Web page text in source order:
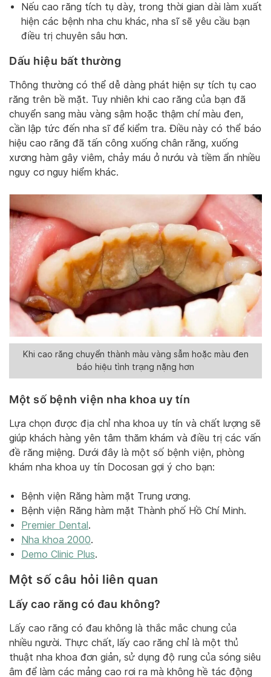
Nếu cao răng tích tụ dày, trong thời gian dài làm xuất
hiện các bệnh nha chu khác, nha sĩ sẽ yêu cầu bạn
điều trị chuyên sâu hơn.
Dấu hiệu bất thường
Thông thường có thể dễ dàng phát hiện sự tích tụ cao
răng trên bề mặt. Tuy nhiên khi cao răng của bạn đã
chuyển sang màu vàng sậm hoặc thậm chí màu đen,
cần lập tức đến nha sĩ để kiểm tra. Điều này có thể báo
hiệu cao răng đã tấn công xuống chân răng, xuống
xương hàm gây viêm, chảy máu ở nướu và tiềm ẩn nhiều
nguy cơ nguy hiểm khác.
Khi cao răng chuyển thành màu vàng sẫm hoặc màu đen
báo hiệu tình trạng nặng hơn
Một số bệnh viện nha khoa uy tín
Lựa chọn được địa chỉ nha khoa uy tín và chất lượng sẽ
giúp khách hàng yên tâm thăm khám và điều trị các vấn
đề răng miệng. Dưới đây là một số bệnh viện, phòng
khám nha khoa uy tín Docosan gợi ý cho bạn:
Bệnh viện Răng hàm mặt Trung ương.
Bệnh viện Răng hàm mặt Thành phố Hồ Chí Minh.
Premier Dental .
Nha khoa 2000.
Demo Clinic Plus.
Một số câu hỏi liên quan
Lấy cao răng có đau không?
Lấy cao răng có đau không là thắc mắc chung của
nhiều người. Thực chất, lấy cao răng chỉ là một thủ
thuật nha khoa đơn giản, sử dụng độ rung của sóng siêu
âm để làm các mảng cao rơi ra mà không hề tác động